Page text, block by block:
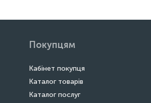
Покупцям
Кабінет покупця
Каталог товарів
Каталог послуг